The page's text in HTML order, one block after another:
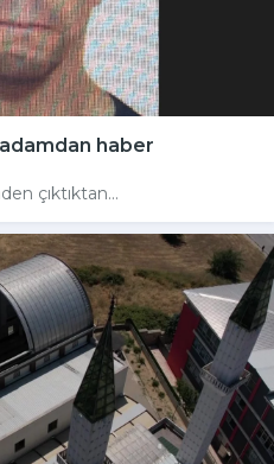
haber
çıktıktan...